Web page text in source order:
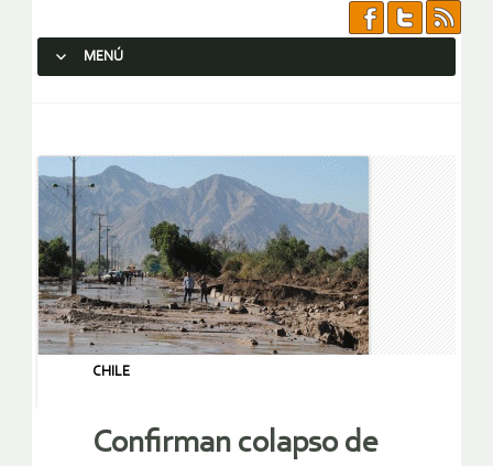
MENÚ
CHILE
Confirman colapso de